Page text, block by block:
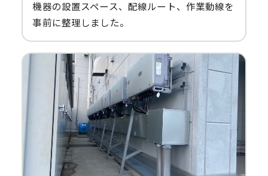
機器の設置スペース、配線ルート、作業動線を
事前に整理しました。